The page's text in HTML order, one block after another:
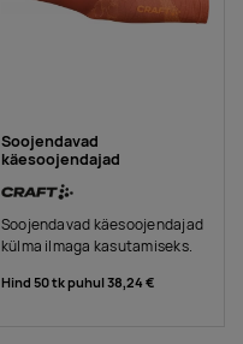
Soojendavad
käesoojendajad
Soojendavad käesoojendajad
külma ilmaga kasutamiseks.
Hind 50 tk puhul38,24 €